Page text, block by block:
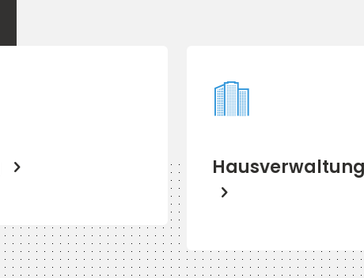
Hausverwaltung